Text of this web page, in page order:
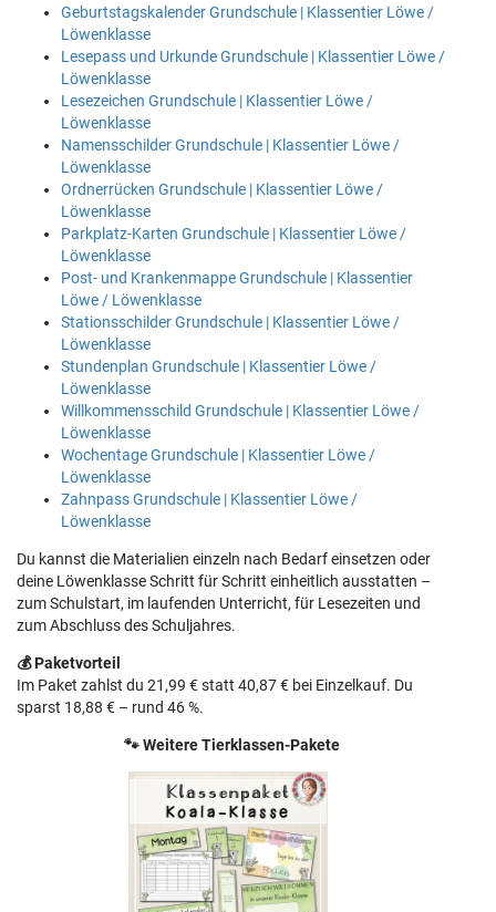
Geburtstagskalender Grundschule | Klassentier Löwe /
Löwenklasse
Lesepass und Urkunde Grundschule | Klassentier Löwe /
Löwenklasse
Lesezeichen Grundschule | Klassentier Löwe /
Löwenklasse
Namensschilder Grundschule | Klassentier Löwe /
Löwenklasse
Ordnerrücken Grundschule | Klassentier Löwe /
Löwenklasse
Parkplatz-Karten Grundschule | Klassentier Löwe /
Löwenklasse
Post- und Krankenmappe Grundschule | Klassentier
Löwe / Löwenklasse
Stationsschilder Grundschule | Klassentier Löwe /
Löwenklasse
Stundenplan Grundschule | Klassentier Löwe /
Löwenklasse
Willkommensschild Grundschule | Klassentier Löwe /
Löwenklasse
Wochentage Grundschule | Klassentier Löwe /
Löwenklasse
Zahnpass Grundschule | Klassentier Löwe /
Löwenklasse
Du kannst die Materialien einzeln nach Bedarf einsetzen oder
deine Löwenklasse Schritt für Schritt einheitlich ausstatten –
zum Schulstart, im laufenden Unterricht, für Lesezeiten und
zum Abschluss des Schuljahres.
💰 Paketvorteil
Im Paket zahlst du 21,99 € statt 40,87 € bei Einzelkauf. Du
sparst 18,88 € – rund 46 %.
🐾 Weitere Tierklassen-Pakete